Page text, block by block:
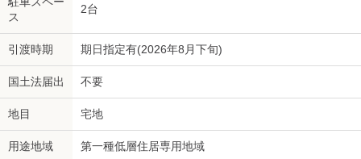
ス
2台
引渡時期 期日指定有(2026年8月下旬)
国土法届出 不要
地目 宅地
用途地域 第一種低層住居専用地域